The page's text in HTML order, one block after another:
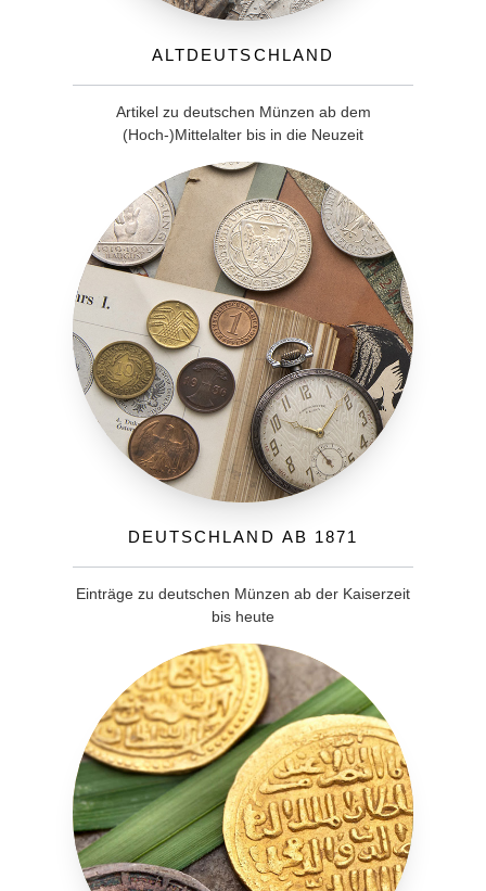
Altdeutschland
Artikel zu deutschen Münzen ab dem
(Hoch-)Mittelalter bis in die Neuzeit
Deutschland ab 1871
Einträge zu deutschen Münzen ab der Kaiserzeit
bis heute